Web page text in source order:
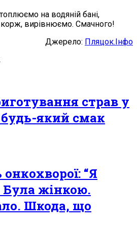
на водяній бані,
вирівнюємо. Смачного!
Джерело: Пляцок.Інфо
страв у
який смак
“Я
жінкою.
Шкода, що